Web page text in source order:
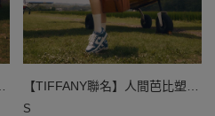
【TIFFANY聯名】人間芭比塑腹
馬甲綁帶連身泳衣(加長款)
S